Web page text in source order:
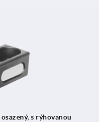
s rýhovanou